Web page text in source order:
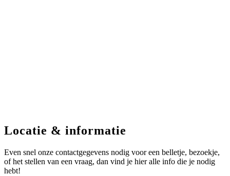
Locatie & informatie
Even snel onze contactgegevens nodig voor een belletje, bezoekje,
of het stellen van een vraag, dan vind je hier alle info die je nodig
hebt!